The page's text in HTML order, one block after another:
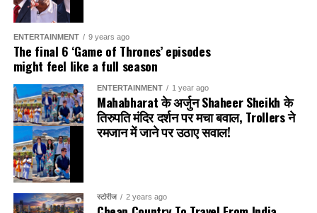
विजेता टीम का जश्न
शहीर शेख ने पहनी पारंपरिक वेशभूषा
शहीर शेख की तस्वीरों में खास बात यह थी कि वे तिरुपति मंदिर में पारंपरिक
मुंडू (Mundu)
वेशभूषा है, जिसे मंदिर में दर्शन के दौरान पहना जाता है।
ENTERTAINMENT 9 years ago
The final 6 ‘Game of Thrones’ episodes
might feel like a full season
ENTERTAINMENT 1 year ago
Mahabharat के अर्जुन Shaheer Sheikh के
तिरुपति मंदिर दर्शन पर मचा बवाल, Trollers ने
रमजान में जाने पर उठाए सवाल!
स्टोरीज 2 years ago